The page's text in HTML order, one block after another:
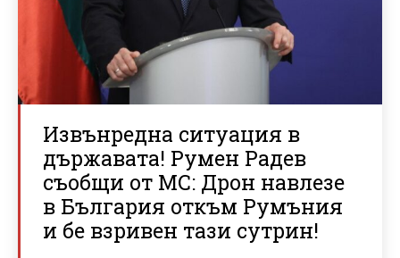
Извънредна ситуация в
държавата! Румен Радев
съобщи от МС: Дрон навлезе
в България откъм Румъния
и бе взривен тази сутрин!